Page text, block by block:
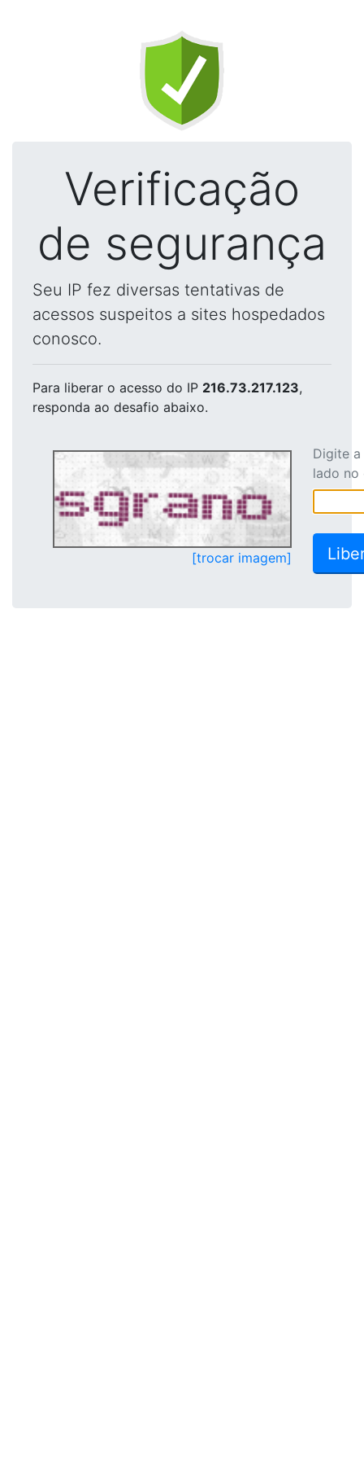
Verificação
de segurança
Seu IP fez diversas tentativas de
acessos suspeitos a sites hospedados
conosco.
Para liberar o acesso do IP 216.73.217.123,
responda ao desafio abaixo.
[trocar imagem]
Digite
lado no